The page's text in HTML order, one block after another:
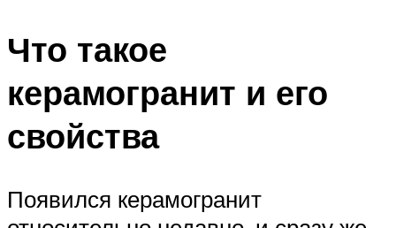
Что такое
керамогранит и его
свойства
Появился керамогранит